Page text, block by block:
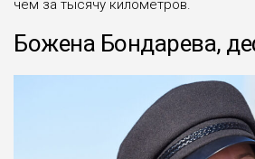
чем за тысячу километров.
Божена Бондарева,